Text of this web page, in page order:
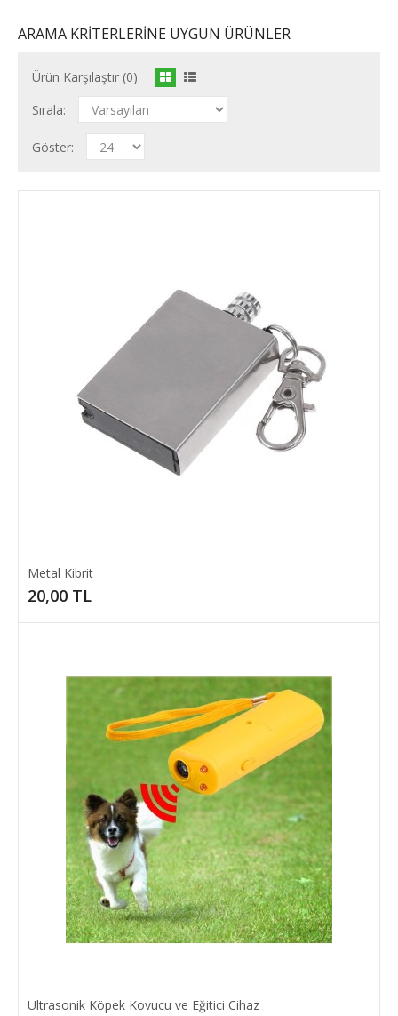
ARAMA KRITERLERINE UYGUN ÜRÜNLER
Ürün Karşılaştır (0)
Sırala:
Göster:
Metal Kibrit
Çakmak ve anahtarlık görevi de görebilen Zippo Benziniyle Çalışan
20,00 TL
SEPETE EKLE
Add to compare
Add to wishlist
Metal Kibrit
20,00 TL
Ultrasonik Köpek Kovucu ve Eğitici Cihaz